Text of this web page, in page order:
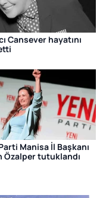
Cansever hayatını
Manisa İl Başkanı
Özalper tutuklandı